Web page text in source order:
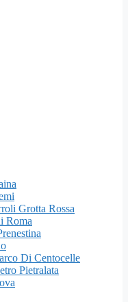
Grotta Rossa
Roma
Di Centocelle
Pietralata